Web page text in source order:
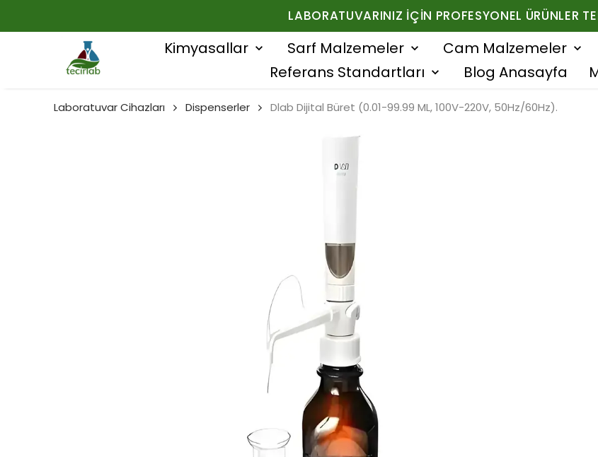
LABORATUVARINIZ İÇIN PROFESYONEL ÜRÜNLER
Kimyasallar Sarf Malzemeler Cam Malzemeler
Referans Standartları
Blog Anasayfa
Laboratuvar Cihazları Dispenserler Dlab Dijital Büret (0.01-99.99 ML, 100V-220V, 50Hz/60Hz).